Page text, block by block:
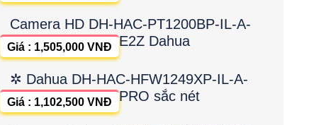
Camera HD DH-HAC-PT1200BP-IL-A-
E2Z Dahua
Giá : 1,505,000 VNĐ
✲ Dahua DH-HAC-HFW1249XP-IL-A-
PRO sắc nét
Giá : 1,102,500 VNĐ